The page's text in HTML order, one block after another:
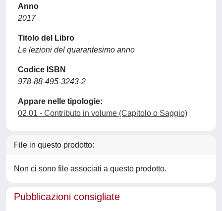
Anno
2017
Titolo del Libro
Le lezioni del quarantesimo anno
Codice ISBN
978-88-495-3243-2
Appare nelle tipologie:
02.01 - Contributo in volume (Capitolo o Saggio)
File in questo prodotto:
Non ci sono file associati a questo prodotto.
Pubblicazioni consigliate